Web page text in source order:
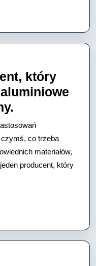
który
producent,
który
robi
dla
jest
bardzo
co trzeba
materiałów,
producent, który